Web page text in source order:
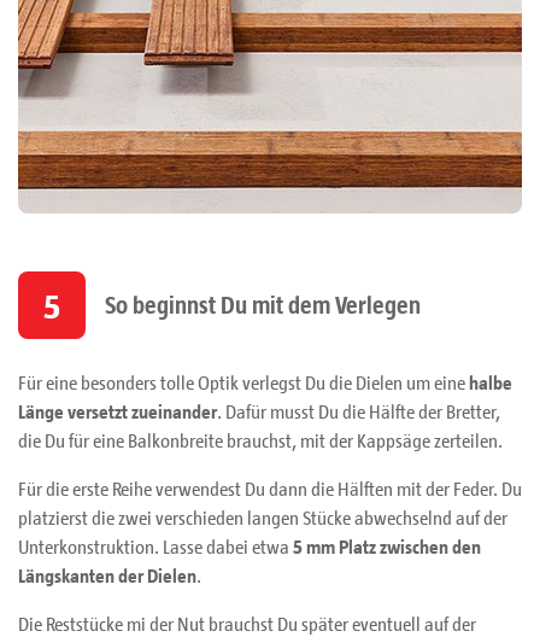
5 So beginnst Du mit dem Verlegen
Für eine besonders tolle Optik verlegst Du die Dielen um einehalbe
Länge versetzt zueinander. Dafür musst Du die Hälfte der Bretter,
die Du für eine Balkonbreite brauchst, mit der Kappsäge zerteilen.
Für die erste Reihe verwendest Du dann die Hälften mit der Feder. Du
platzierst die zwei verschieden langen Stücke abwechselnd auf der
Unterkonstruktion. Lasse dabei etwa 5 mm Platz zwischen den
Längskanten der Dielen.
Die Reststücke mi der Nut brauchst Du später eventuell auf der